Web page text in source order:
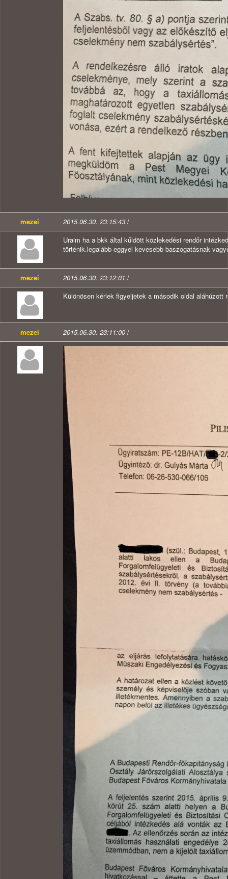
mezei 2015.06.30. 23:15:43 /
Uraim ha a bkk által kűldött közlekedési rendőr
történik.legalább eggyel kevesebb baszogatásnak
mezei 2015.06.30. 23:12:01 /
Különösen kérlek figyeljetek a második oldal
mezei 2015.06.30. 23:11:00 /